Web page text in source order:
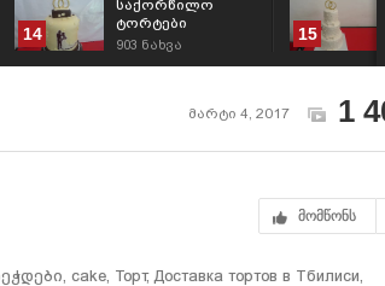
14
საქორწილო
ტორტები
გამოწერით,
903 ნახვა
15
მარტი 4, 2017 1
მომწონს
cake, Торт, Доставка тортов в Тбилиси,